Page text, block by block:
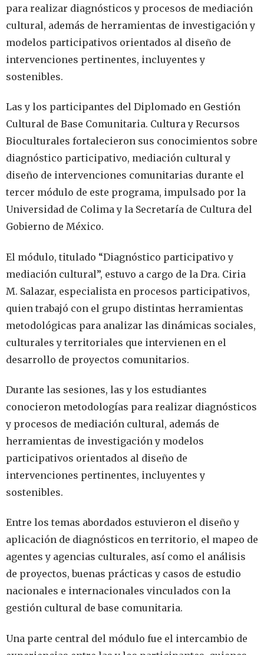
para realizar diagnósticos y procesos de mediación
cultural, además de herramientas de investigación y
modelos participativos orientados al diseño de
intervenciones pertinentes, incluyentes y
sostenibles.
Las y los participantes del Diplomado en Gestión
Cultural de Base Comunitaria. Cultura y Recursos
Bioculturales fortalecieron sus conocimientos sobre
diagnóstico participativo, mediación cultural y
diseño de intervenciones comunitarias durante el
tercer módulo de este programa, impulsado por la
Universidad de Colima y la Secretaría de Cultura del
Gobierno de México.
El módulo, titulado “Diagnóstico participativo y
mediación cultural”, estuvo a cargo de la Dra. Ciria
M. Salazar, especialista en procesos participativos,
quien trabajó con el grupo distintas herramientas
metodológicas para analizar las dinámicas sociales,
culturales y territoriales que intervienen en el
desarrollo de proyectos comunitarios.
Durante las sesiones, las y los estudiantes
conocieron metodologías para realizar diagnósticos
y procesos de mediación cultural, además de
herramientas de investigación y modelos
participativos orientados al diseño de
intervenciones pertinentes, incluyentes y
sostenibles.
Entre los temas abordados estuvieron el diseño y
aplicación de diagnósticos en territorio, el mapeo de
agentes y agencias culturales, así como el análisis
de proyectos, buenas prácticas y casos de estudio
nacionales e internacionales vinculados con la
gestión cultural de base comunitaria.
Una parte central del módulo fue el intercambio de